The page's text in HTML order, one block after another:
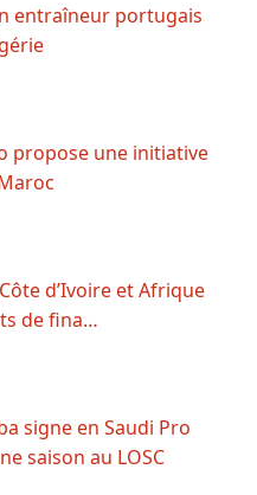
entraîneur portugais
propose une initiative
d’Ivoire et Afrique
de fina…
signe en Saudi Pro
saison au LOSC